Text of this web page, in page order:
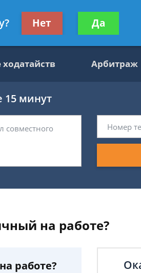
Получите консультацию
бесплатно
Арбитраж
15 минут
на работе?
работе?
Нет Да